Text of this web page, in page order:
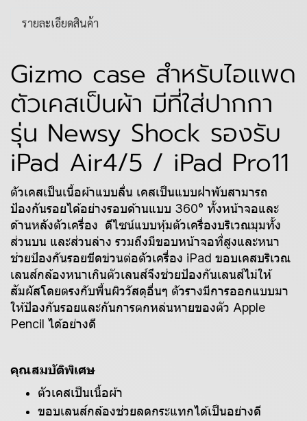
รายละเอียดสินค้า
Gizmo case สำหรับไอแพด
ตัวเคสเป็นผ้า มีที่ใส่ปากกา
รุ่น Newsy Shock รองรับ
iPad Air4/5 / iPad Pro11
ตัวเคสเป็นเนื้อผ้าแบบลื่น เคสเป็นแบบฝาพับสามารถ
ป้องกันรอยได้อย่างรอบด้านแบบ 360° ทั้งหน้าจอและ
ด้านหลังตัวเครื่อง ดีไซน์แบบหุ้มตัวเครื่องบริเวณมุมทั้ง
ส่วนบน และส่วนล่าง รวมถึงมีขอบหน้าจอที่สูงและหนา
ช่วยป้องกันรอยขีดข่วนต่อตัวเครื่อง iPad ขอบเคสบริเวณ
เลนส์กล้องหนาเกินตัวเลนส์จึงช่วยป้องกันเลนส์ไม่ให้
สัมผัสโดยตรงกับพื้นผิววัสดุอื่นๆ ตัวรางมีการออกแบบมา
ให้ป้องกันรอยและกันการตกหล่นหายของตัว Apple
Pencil ได้อย่างดี
คุณสมบัติพิเศษ
ตัวเคสเป็นเนื้อผ้า
ขอบเลนส์กล้องช่วยลดกระแทกได้เป็นอย่างดี